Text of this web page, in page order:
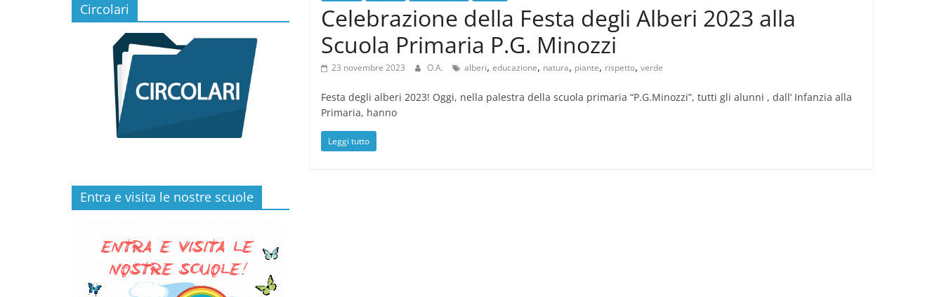
Celebrazione della Festa degli Alberi 2023 alla
Scuola Primaria P.G. Minozzi
23 novembre 2023 O.A. alberi, educazione, natura, piante, rispetto, verde
Festa degli alberi 2023! Oggi, nella palestra della scuola primaria “P.G.Minozzi”, tutti gli alunni , dall’ Infanzia alla
Primaria, hanno
Leggi tutto
Circolari
Entra e visita le nostre scuole